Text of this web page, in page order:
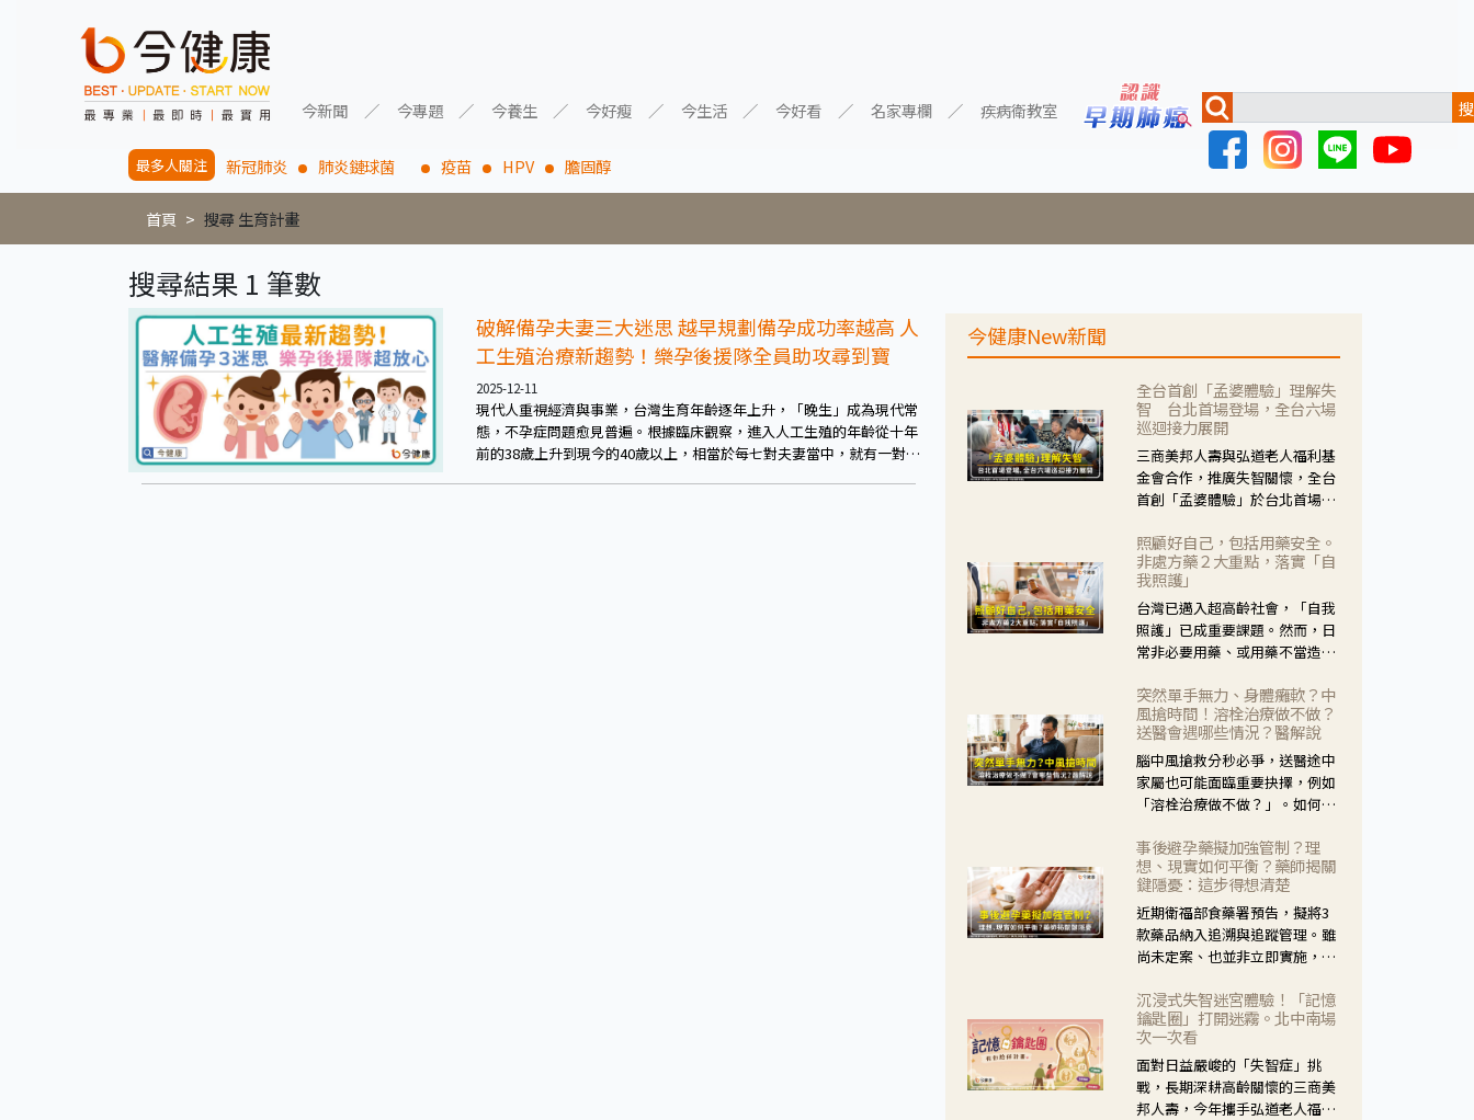
今新聞 今專題 今養生 今好瘦 今生活 今好看 名家專欄 疾病衛教室
最多人關注 新冠肺炎 肺炎鏈球菌 疫苗 HPV 膽固醇
首頁 搜尋 生育計畫
搜尋結果 1 筆數
破解備孕夫妻三大迷思 越早規劃備孕成功率越高 人
工生殖治療新趨勢！樂孕後援隊全員助攻尋到寶
2025-12-11
現代人重視經濟與事業，台灣生育年齡逐年上升，「晚生」成為現代常
態，不孕症問題愈見普遍。根據臨床觀察，進入人工生殖的年齡從十年
前的38歲上升到現今的40歲以上，相當於每七對夫妻當中，就有一對夫
今健康New新聞
全台首創「孟婆體驗」理解失
智 台北首場登場，全台六場
巡迴接力展開
三商美邦人壽與弘道老人福利基
金會合作，推廣失智關懷，全台
首創「孟婆體驗」於台北首場實
模式，用結合情境互動等豐富活
動，將抽象的失智轉化為可感
受、可討論的生活情境，並引導
民眾在家人開始出現改變時，以
理解取代責備、以耐心回應不
安。
照顧好自己，包括用藥安全。
非處方藥２大重點，落實「自
我照護」
台灣已邁入超高齡社會，「自我
照護」已成重要課題。然而，日
常非必要用藥、或用藥不當造成
在重要。社團法人台灣自我照護
產業協會 提出「非處方藥正確使
用」與「藥師給力」，鼓勵民眾
建立安全且正確的自我照護習
慣。
突然單手無力、身體癱軟？中
風搶時間！溶栓治療做不做？
送醫會遇哪些情況？醫解說
腦中風搶救分秒必爭，送醫途中
家屬也可能面臨重要抉擇，例如
「溶栓治療做不做？」。如何搶
會理事長陳龍醫師解說！
事後避孕藥擬加強管制？理
想、現實如何平衡？藥師揭關
鍵隱憂：這步得想清楚
近期衛福部食藥署預告，擬將3
款藥品納入追溯與追蹤管理。雖
尚未定案、也並非立即實施，不
人杰藥師表示，這三款藥物目
的、作用、風險各有不同，管制
與否所帶來的後許影響也不同，
可先了解其特性。
沉浸式失智迷宮體驗！「記憶
鑰匙圈」打開迷霧。北中南場
次一次看
面對日益嚴峻的「失智症」挑
戰，長期深耕高齡關懷的三商美
邦人壽，今年攜手弘道老人福利